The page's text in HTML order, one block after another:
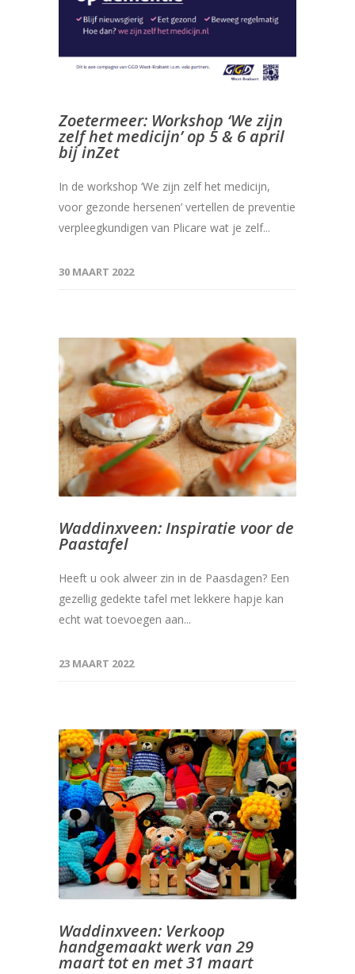
Zoetermeer: Workshop ‘We zijn
zelf het medicijn’ op 5 & 6 april
bij inZet
In de workshop ‘We zijn zelf het medicijn,
voor gezonde hersenen’ vertellen de preventie
verpleegkundigen van Plicare wat je zelf...
30 MAART 2022
Waddinxveen: Inspiratie voor de
Paastafel
Heeft u ook alweer zin in de Paasdagen? Een
gezellig gedekte tafel met lekkere hapje kan
echt wat toevoegen aan...
23 MAART 2022
Waddinxveen: Verkoop
handgemaakt werk van 29
maart tot en met 31 maart